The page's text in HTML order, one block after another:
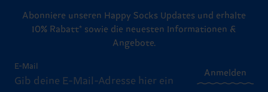
Abonniere unseren Happy Socks Updates und erhalte
10% Rabatt* sowie die neuesten Informationen &
Angebote.
E-Mail
Anmelden